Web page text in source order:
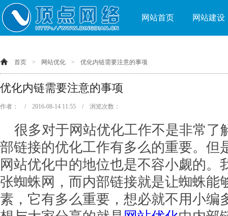
网站首页 网站建设
首页 > 网站优化 > 优化内链需要注意的事项
优化内链需要注意的事项
作者： / 2016-08-14 11:55 / 浏览次数：
很多对于网站优化工作不是非常了
部链接的优化工作有多么的重要。但
网站优化中的地位也是不容小觑的。
张蜘蛛网，而内部链接就是让蜘蛛能
素，它有多么重要，想必就不用小编